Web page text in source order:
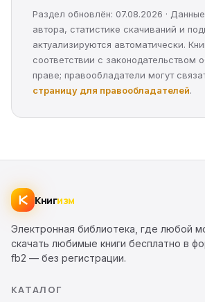
Раздел обновлён: 07.08.2026 ·
автора, статистике скачиваний и
актуализируются автоматически.
соответствии с законодательством
праве; правообладатели могут
страницу для правообладателей.
Книгизм
Электронная библиотека, где любой
скачать любимые книги бесплатно в
fb2 — без регистрации.
КАТАЛОГ